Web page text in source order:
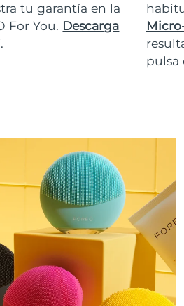
tu garantía en la
For You. Descarga
pulsa